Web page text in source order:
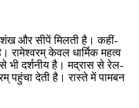
शंख और सीपें मिलती है। कहीं-
रामेश्वरम् केवल धार्मिक महत्व
से भी दर्शनीय है। मद्रास से रेल-
पहुंचा देती है। रास्ते में पामबन